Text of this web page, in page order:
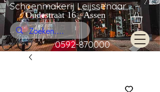
Schoenmakerij Leijssenaar
Oudestraat 16 Assen
0592-870000